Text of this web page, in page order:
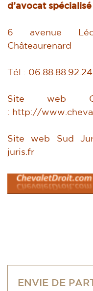
d’avocat
6 avenue Léo
Châteaurenard
Tél : 06.88.88.92.24
Site web
: http://
Site web Sud
juris.fr
ENVIE DE